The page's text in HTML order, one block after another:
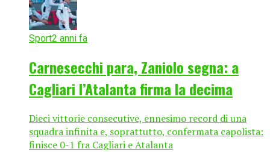
Sport2 anni fa
Carnesecchi para, Zaniolo segna: a
Cagliari l’Atalanta firma la decima
Dieci vittorie consecutive, ennesimo record di una
squadra infinita e, soprattutto, confermata capolista:
finisce 0-1 fra Cagliari e Atalanta